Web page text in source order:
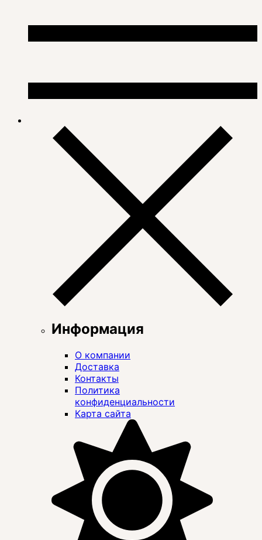
Информация
О компании
Доставка
Контакты
Политика
конфиденциальности
Карта сайта